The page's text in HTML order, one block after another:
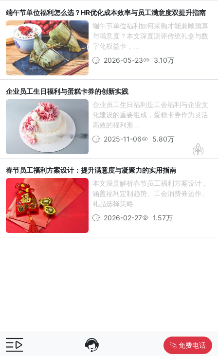
端午节单位福利怎么选？HR优化成本效率与员工满意度双提升指南
端午节单位福利如何采购才能兼顾预算
与满意度？本文深度测评传统礼盒与数
字化权益卡，...
2026-05-23
3.10万
企业员工生日福利与蛋糕卡券的创新实践
企业员工生日福利是工会福利与企业文
化建设的重要组成，蛋糕卡券作为灵活
高效的福利形...
2025-11-06
5.80万
春节员工福利方案设计：提升满意度与凝聚力的实用指南
本文深度解析春节员工福利方案设计，
涵盖福利定制趋势、工会消费券运作、
礼品选择策略...
2026-02-27
1.57万
免费电话